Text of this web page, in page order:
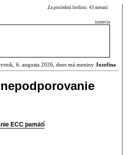
Za poslednú hodinu: 43 meraní
inzercia
6. augusta 2026, dnes má meniny Jozefína
ECC pamätí